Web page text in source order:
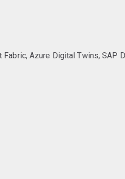
Fabric, Azure Digital Twins, SAP